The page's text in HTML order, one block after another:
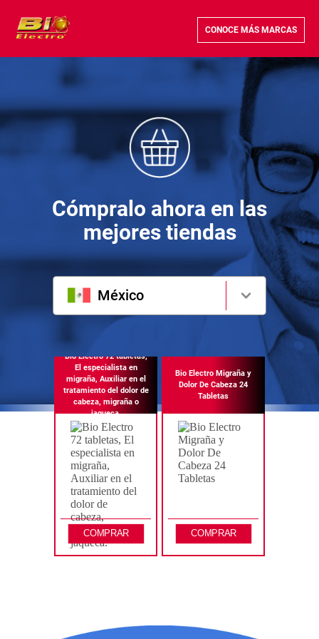
CONOCE MÁS MARCAS
Cómpralo ahora en las
mejores tiendas
México
Bio Electro 72 tabletas,
El especialista en
migraña, Auxiliar en el
tratamiento del dolor de
cabeza, migraña o
jaqueca.
COMPRAR
Bio Electro Migraña y
Dolor De Cabeza 24
Tabletas
COMPRAR